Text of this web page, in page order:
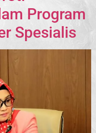
Program
Spesialis